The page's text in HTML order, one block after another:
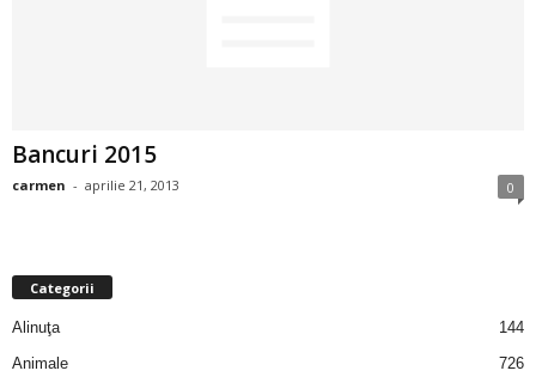
Bancuri 2015
carmen - aprilie 21, 2013 0
Categorii
Alinuţa
144
Animale
726